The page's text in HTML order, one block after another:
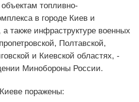
топливно-
в городе Киев и
а также инфраструктуре военных
Полтавской,
и Киевской областях, -
Минобороны России.
поражены: